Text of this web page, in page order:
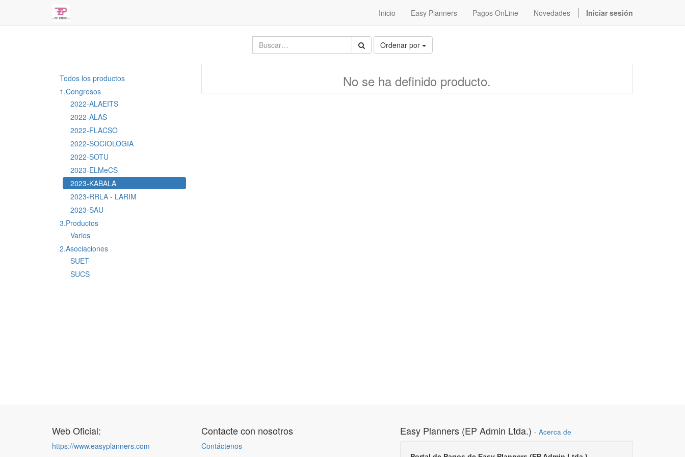
Inicio Easy Planners Pagos OnLine Novedades Iniciar sesión
Ordenar por
Todos los productos
1.Congresos
2022-ALAEITS
2022-ALAS
2022-FLACSO
2022-SOCIOLOGIA
2022-SOTU
2023-ELMeCS
2023-KABALA
2023-RRLA - LARIM
2023-SAU
3.Productos
Varios
2.Asociaciones
SUET
SUCS
No se ha definido producto.
Web Oficial:
https://www.easyplanners.com
Contacte con nosotros
Contáctenos
Easy Planners (EP Admin Ltda.) - Acerca de